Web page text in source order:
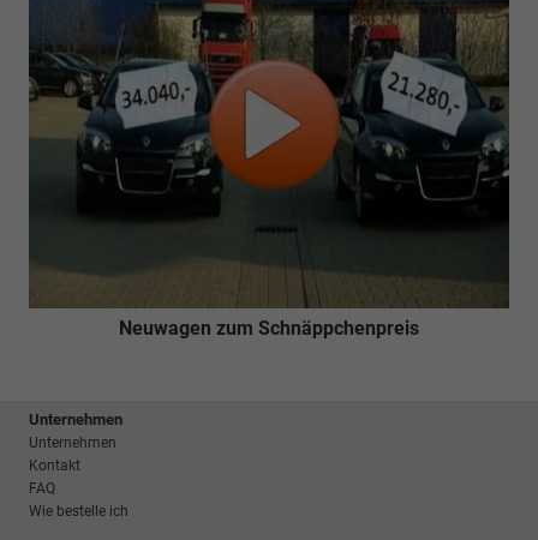
Neuwagen zum Schnäppchenpreis
Unternehmen
Unternehmen
Kontakt
FAQ
Wie bestelle ich